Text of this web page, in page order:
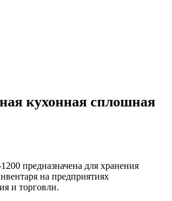
кухонная сплошная
предназначена для хранения
на предприятиях
и торговли.